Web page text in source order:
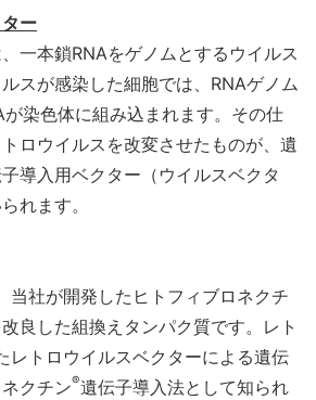
ー
一本鎖RNAをゲノムとするウイルス
スが感染した細胞では、RNAゲノム
染色体に組み込まれます。その仕
ロウイルスを改変させたものが、遺
導入用ベクター（ウイルスベクタ
れます。
当社が開発したヒトフィブロネクチ
良した組換えタンパク質です。レト
レトロウイルスベクターによる遺伝
クチン®遺伝子導入法として知られ